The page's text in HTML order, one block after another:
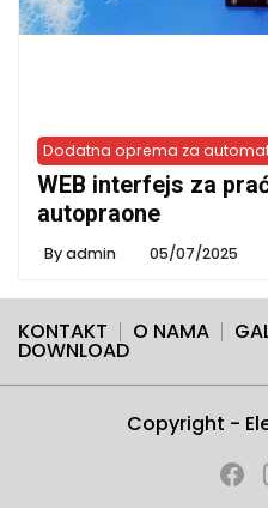
Dodatna oprema za
WEB interfejs za
autopraone
Byadmin 05/07/2025
KONTAKT O NAMA
DOWNLOAD
Copyright -